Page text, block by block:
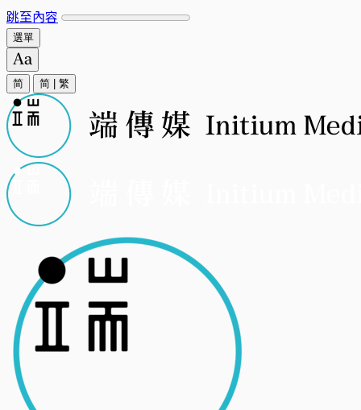
跳至內容
選單
简 简 繁